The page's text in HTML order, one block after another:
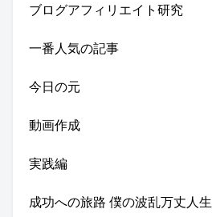
ブログアフィリエイト研究
一番人気の記事
今日の元
動画作成
実践編
成功への旅路 僕の波乱万丈人生